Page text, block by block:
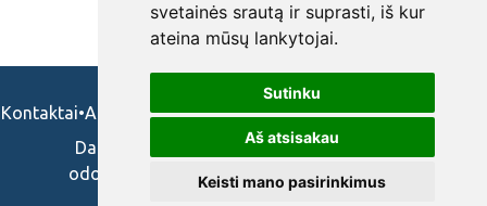
svetainės srautą ir suprasti, iš kur
ateina mūsų lankytojai.
Sutinku
Aš atsisakau
Keisti mano pasirinkimus
Kontaktai•Apie mus•Naudojimosi taisykės•Privatumo politika
Darbo skelbimai ir pasiūlymai: gydytojams,
odontologams, slaugytojams, veterinarams,